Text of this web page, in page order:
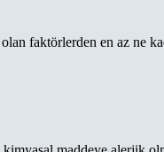
faktörlerden en az ne